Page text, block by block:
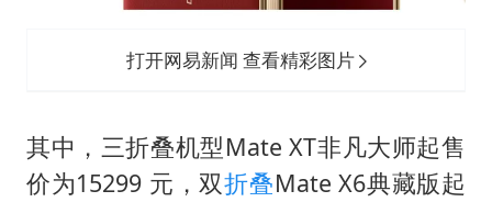
打开网易新闻 查看精彩图片
其中，三折叠机型Mate XT非凡大师起售
价为15299 元，双折叠Mate X6典藏版起